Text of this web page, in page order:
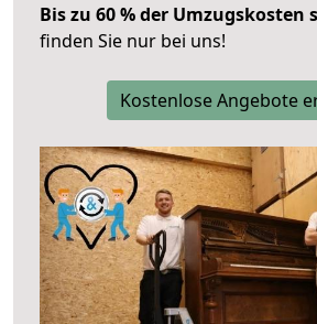
Bis zu 60 % der Umzugskosten
finden Sie nur bei uns!
Kostenlose Angebote